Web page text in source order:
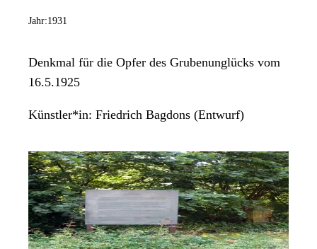
Jahr:1931
Denkmal für die Opfer des Grubenunglücks vom
16.5.1925
Künstler*in: Friedrich Bagdons (Entwurf)